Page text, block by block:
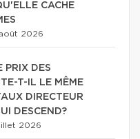
CACHE
2026
PRIX DES
T-IL LE MÊME
DIRECTEUR
DESCEND?
2026